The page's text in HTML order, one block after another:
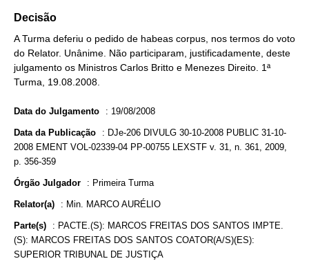
Decisão
A Turma deferiu o pedido de habeas corpus, nos termos do voto
do Relator. Unânime. Não participaram, justificadamente, deste
julgamento os Ministros Carlos Britto e Menezes Direito. 1ª
Turma, 19.08.2008.
Data do Julgamento : 19/08/2008
Data da Publicação : DJe-206 DIVULG 30-10-2008 PUBLIC 31-10-
2008 EMENT VOL-02339-04 PP-00755 LEXSTF v. 31, n. 361, 2009,
p. 356-359
Órgão Julgador : Primeira Turma
Relator(a) : Min. MARCO AURÉLIO
Parte(s) : PACTE.(S): MARCOS FREITAS DOS SANTOS IMPTE.
(S): MARCOS FREITAS DOS SANTOS COATOR(A/S)(ES):
SUPERIOR TRIBUNAL DE JUSTIÇA